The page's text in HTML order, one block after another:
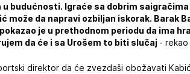
u budućnosti. Igraće sa dobrim
može da napravi ozbiljan iskorak. Barak
je u prethodnom periodu da ima
da će i sa Urošem to biti slučaj - rekao
direktor da će zvezdaši obožavati